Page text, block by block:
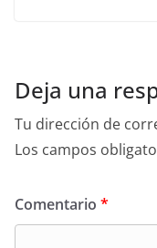
Deja una
Tu dirección de
Los campos
Comentario *